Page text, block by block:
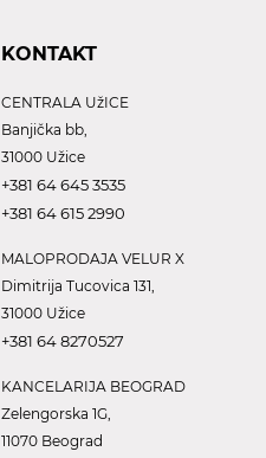
KONTAKT
CENTRALA UžICE
Banjička bb,
31000 Užice
+381 64 645 3535
+381 64 615 2990
MALOPRODAJA VELUR X
Dimitrija Tucovica 131,
31000 Užice
+381 64 8270527
KANCELARIJA BEOGRAD
Zelengorska 1G,
11070 Beograd